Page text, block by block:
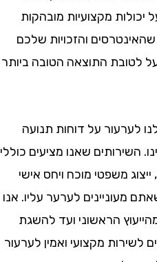
מקצועיות מובהקות
והזכויות שלכם
התוצאה הטובה ביותר
על דוחות תנועה
שאנו מציעים כוללים
מוכח ויחס אישי
לערער עליו. אנו
הראשוני ועד להשגת
מקצועי ואמין לערעור